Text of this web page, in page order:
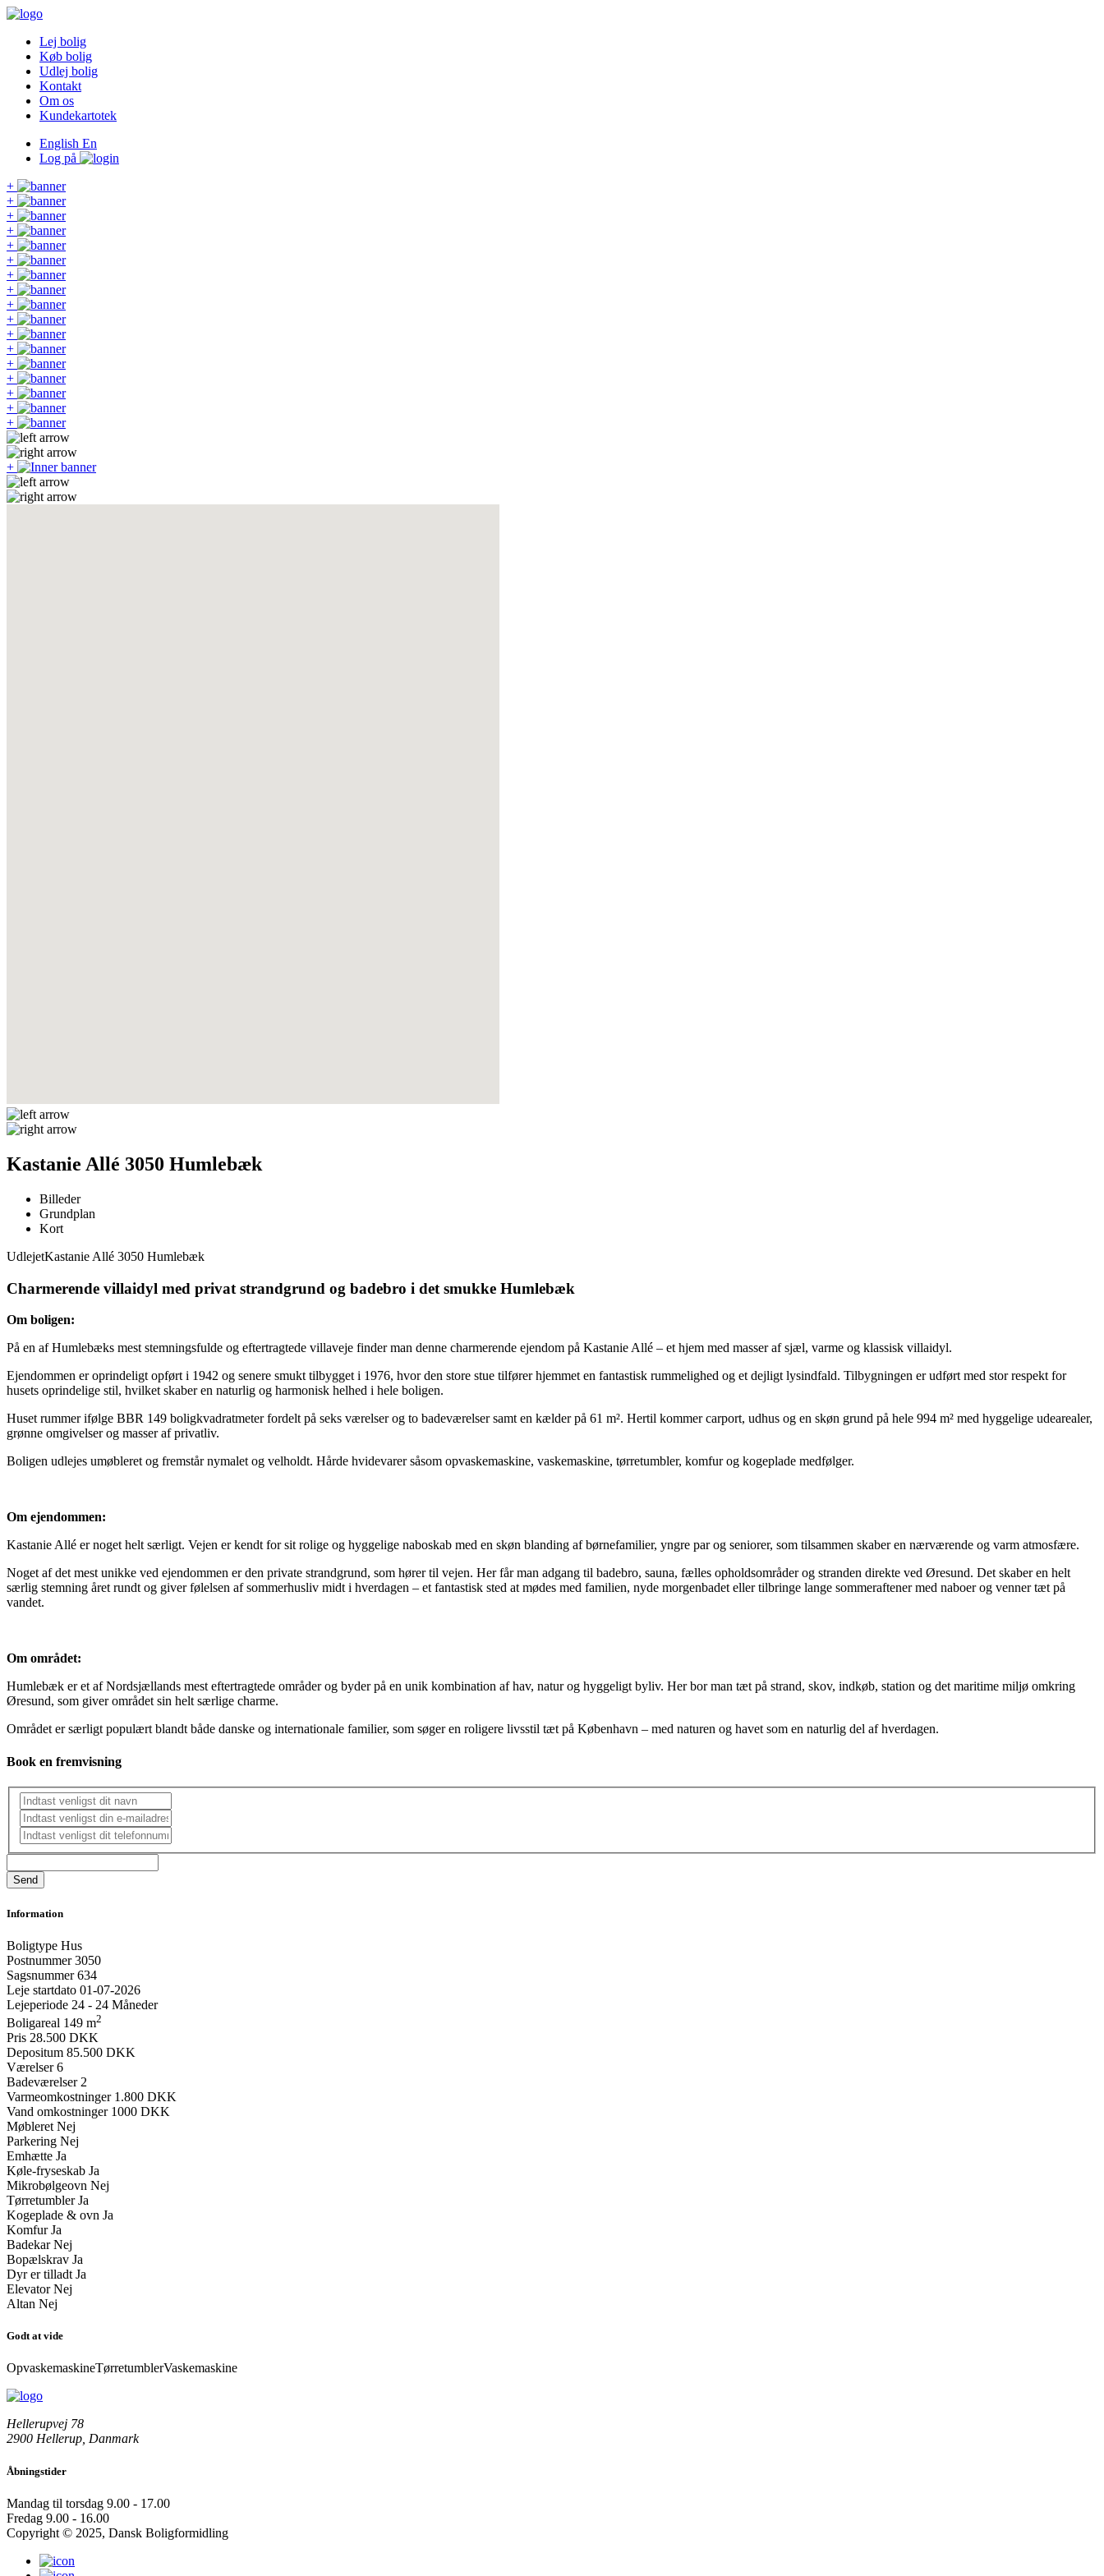
Lej bolig
Køb bolig
Udlej bolig
Kontakt
Om os
Kundekartotek
English En
Log på
+
+
+
+
+
+
+
+
+
+
+
+
+
+
+
+
+
+
Kastanie Allé 3050 Humlebæk
Billeder
Grundplan
Kort
UdlejetKastanie Allé 3050 Humlebæk
Charmerende villaidyl med privat strandgrund og badebro i det smukke Humlebæk
Om boligen:
På en af Humlebæks mest stemningsfulde og eftertragtede villaveje finder man denne charmerende ejendom på Kastanie Allé – et hjem med masser af sjæl, varme og klassisk villaidyl.
Ejendommen er oprindeligt opført i 1942 og senere smukt tilbygget i 1976, hvor den store stue tilfører hjemmet en fantastisk rummelighed og et dejligt lysindfald. Tilbygningen er udført med stor respekt for
husets oprindelige stil, hvilket skaber en naturlig og harmonisk helhed i hele boligen.
Huset rummer ifølge BBR 149 boligkvadratmeter fordelt på seks værelser og to badeværelser samt en kælder på 61 m². Hertil kommer carport, udhus og en skøn grund på hele 994 m² med hyggelige udearealer,
grønne omgivelser og masser af privatliv.
Boligen udlejes umøbleret og fremstår nymalet og velholdt. Hårde hvidevarer såsom opvaskemaskine, vaskemaskine, tørretumbler, komfur og kogeplade medfølger.
Om ejendommen:
Kastanie Allé er noget helt særligt. Vejen er kendt for sit rolige og hyggelige naboskab med en skøn blanding af børnefamilier, yngre par og seniorer, som tilsammen skaber en nærværende og varm atmosfære.
Noget af det mest unikke ved ejendommen er den private strandgrund, som hører til vejen. Her får man adgang til badebro, sauna, fælles opholdsområder og stranden direkte ved Øresund. Det skaber en helt
særlig stemning året rundt og giver følelsen af sommerhusliv midt i hverdagen – et fantastisk sted at mødes med familien, nyde morgenbadet eller tilbringe lange sommeraftener med naboer og venner tæt på
vandet.
Om området:
Humlebæk er et af Nordsjællands mest eftertragtede områder og byder på en unik kombination af hav, natur og hyggeligt byliv. Her bor man tæt på strand, skov, indkøb, station og det maritime miljø omkring
Øresund, som giver området sin helt særlige charme.
Området er særligt populært blandt både danske og internationale familier, som søger en roligere livsstil tæt på København – med naturen og havet som en naturlig del af hverdagen.
Book en fremvisning
Information
Boligtype Hus
Postnummer 3050
Sagsnummer 634
Leje startdato 01-07-2026
Lejeperiode 24 - 24 Måneder
Boligareal 149 m2
Pris 28.500 DKK
Depositum 85.500 DKK
Værelser 6
Badeværelser 2
Varmeomkostninger 1.800 DKK
Vand omkostninger 1000 DKK
Møbleret Nej
Parkering Nej
Emhætte Ja
Køle-fryseskab Ja
Mikrobølgeovn Nej
Tørretumbler Ja
Kogeplade & ovn Ja
Komfur Ja
Badekar Nej
Bopælskrav Ja
Dyr er tilladt Ja
Elevator Nej
Altan Nej
Godt at vide
OpvaskemaskineTørretumblerVaskemaskine
Hellerupvej 78
2900 Hellerup, Danmark
Åbningstider
Mandag til torsdag 9.00 - 17.00
Fredag 9.00 - 16.00
Copyright © 2025, Dansk Boligformidling